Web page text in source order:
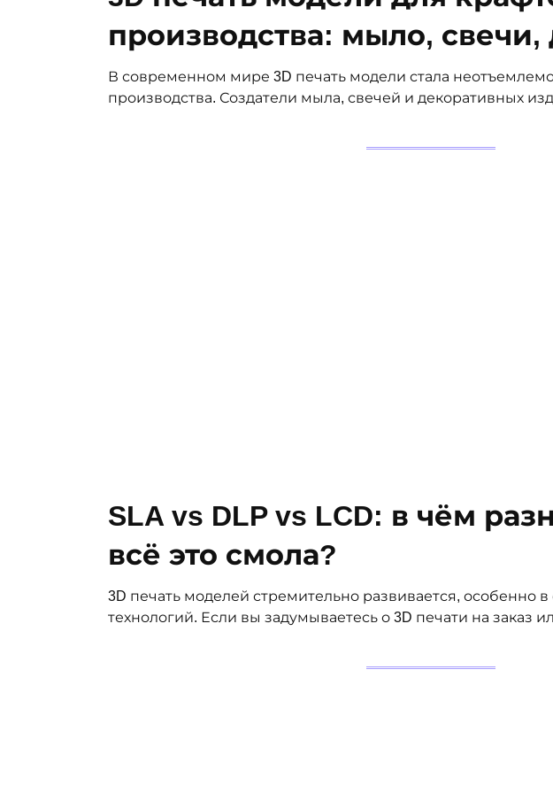
производства: мыло, свечи,
В современном мире 3D печать модели стала
производства. Создатели мыла, свечей и декоративных
SLA vs DLP vs LCD: в чём
всё это смола?
3D печать моделей стремительно развивается, особенно
технологий. Если вы задумываетесь о 3D печати на заказ